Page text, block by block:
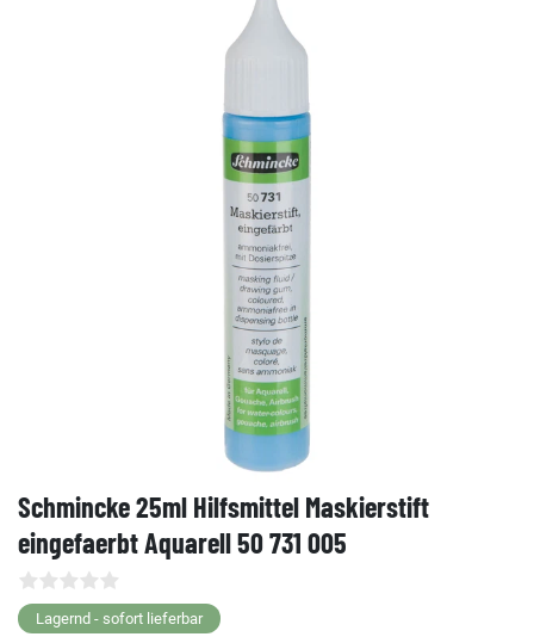
Schmincke 25ml Hilfsmittel Maskierstift
eingefaerbt Aquarell 50 731 005
Lagernd - sofort lieferbar